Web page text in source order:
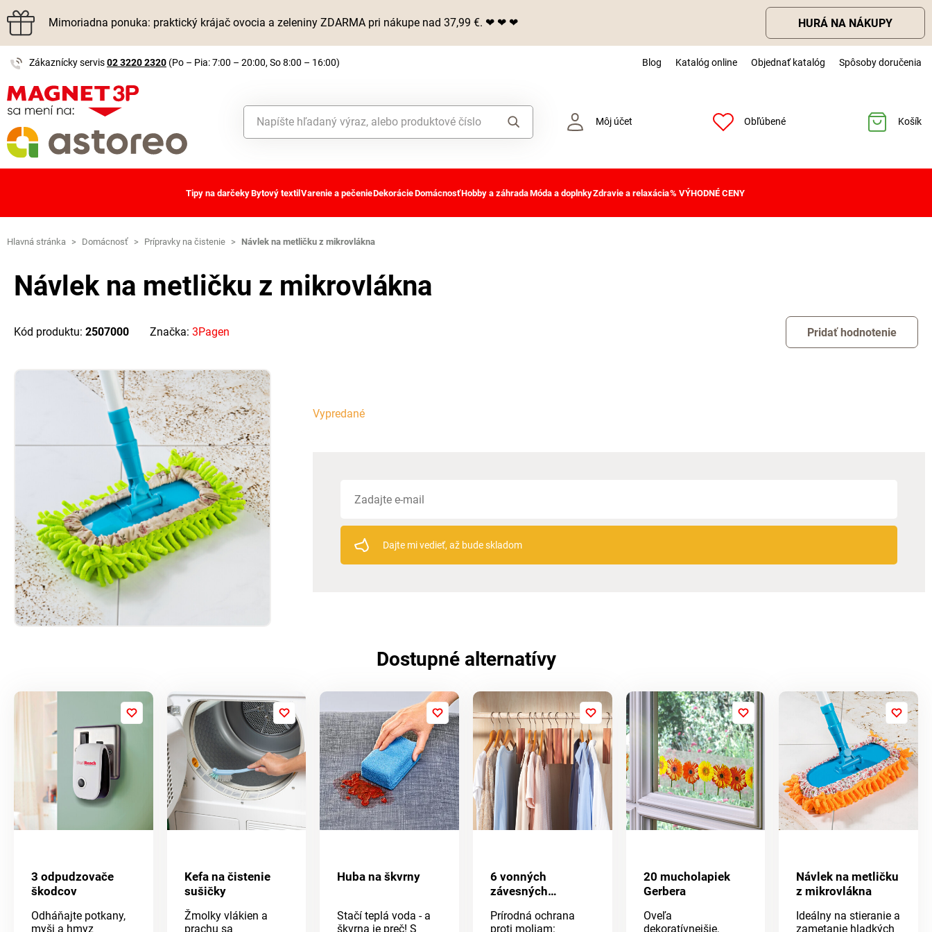
Mimoriadna ponuka: praktický krájač ovocia a zeleniny ZDARMA pri nákupe nad 37,99 €. ❤ ❤ ❤ HURÁ NA NÁKUPY
Zákaznícky servis02 3220 2320 (Po – Pia: 7:00 – 20:00, So 8:00 – 16:00) Blog Katalóg online Objednať katalóg Spôsoby doručenia
Môj účet Obľúbené Košík
Tipy na darčekyBytový textil Varenie a pečenieDekorácieDomácnosťHobby a záhradaMóda a doplnkyZdravie a relaxácia% VÝHODNÉ CENY
Hlavná stránka > Domácnosť > Prípravky na čistenie > Návlek na metličku z mikrovlákna
Návlek na metličku z mikrovlákna
Kód produktu: 2507000 Značka: 3Pagen Pridať hodnotenie
Vypredané
Dajte mi vedieť, až bude skladom
Dostupné alternatívy
3 odpudzovače
škodcov
Odháňajte potkany,
myši a hmyz
Kefa na čistenie
sušičky
Žmolky vlákien a
prachu sa
Huba na škvrny
Stačí teplá voda - a
škvrna je preč! S
6 vonných
závesných
molí
Prírodná ochrana
proti moliam:
20 mucholapiek
Gerbera
Oveľa
dekoratívnejšie,
Návlek na metličku
z mikrovlákna
Ideálny na stieranie a
zametanie hladkých